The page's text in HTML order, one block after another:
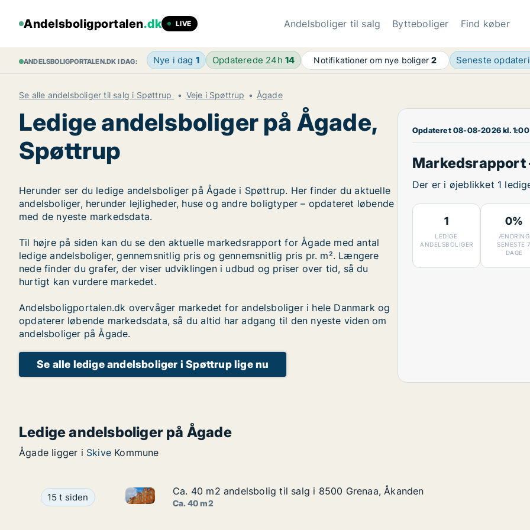
Andelsboligportalen.dk LIVE Andelsboliger til salg Bytteboliger Find køber
ANDELSBOLIGPORTALEN.DK I DAG: Nye i dag 1 Opdaterede 24h14 Notifikationer om nye boliger2 Seneste
Se alle andelsboliger til salg i Spøttrup Veje i Spøttrup Ågade
Ledige andelsboliger på Ågade,
Spøttrup
Herunder ser du ledige andelsboliger på Ågade i Spøttrup. Her finder du aktuelle
andelsboliger, herunder lejligheder, huse og andre boligtyper – opdateret løbende
med de nyeste markedsdata.
Til højre på siden kan du se den aktuelle markedsrapport for Ågade med antal
ledige andelsboliger, gennemsnitlig pris og gennemsnitlig pris pr. m². Længere
nede finder du grafer, der viser udviklingen i udbud og priser over tid, så du
hurtigt kan vurdere markedet.
Andelsboligportalen.dk overvåger markedet for andelsboliger i hele Danmark og
opdaterer løbende markedsdata, så du altid har adgang til den nyeste viden om
andelsboliger på Ågade.
Se alle ledige andelsboliger i Spøttrup lige nu
Opdateret 08-08-2026 kl. 1:00
Markedsrapport
Der er i øjeblikket 1
1
LEDIGE
ANDELSBOLIGER
0%
ÆNDRING
SENESTE 7
DAGE
Ledige andelsboliger på Ågade
Ågade ligger i Skive Kommune
Ca. 40 m2 andelsbolig til salg i 8500 Grenaa, Åkanden
15 t siden Ca. 40 m2 andelsbolig til salg i 8500 Grenaa, Åkanden
Ca. 40 m2 andelsbolig til salg i 8500 Grenaa, Åkanden
Ca. 40 m2 andelsbolig til salg i 8500 Grenaa, Åkanden
Ca. 40 m2